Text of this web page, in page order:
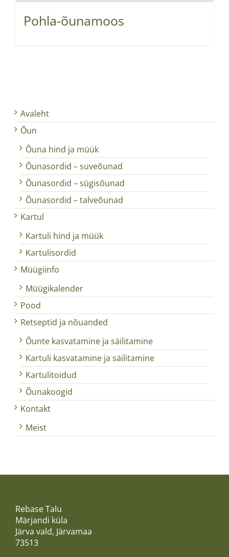
Pohla-õunamoos
Avaleht
Õun
Õuna hind ja müük
Õunasordid – suveõunad
Õunasordid – sügisõunad
Õunasordid – talveõunad
Kartul
Kartuli hind ja müük
Kartulisordid
Müügiinfo
Müügikalender
Pood
Retseptid ja nõuanded
Õunte kasvatamine ja säilitamine
Kartuli kasvatamine ja säilitamine
Kartulitoidud
Õunakoogid
Kontakt
Meist
Rebase Talu
Märjandi küla
Järva vald, Järvamaa
73513